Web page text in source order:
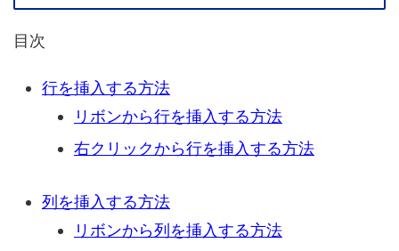
目次
行を挿入する方法
リボンから行を挿入する方法
右クリックから行を挿入する方法
列を挿入する方法
リボンから列を挿入する方法